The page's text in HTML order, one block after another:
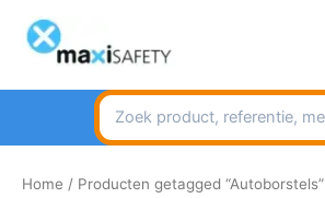
naar
inhoud
Search
for:
Home / Producten getagged “Autoborstels”